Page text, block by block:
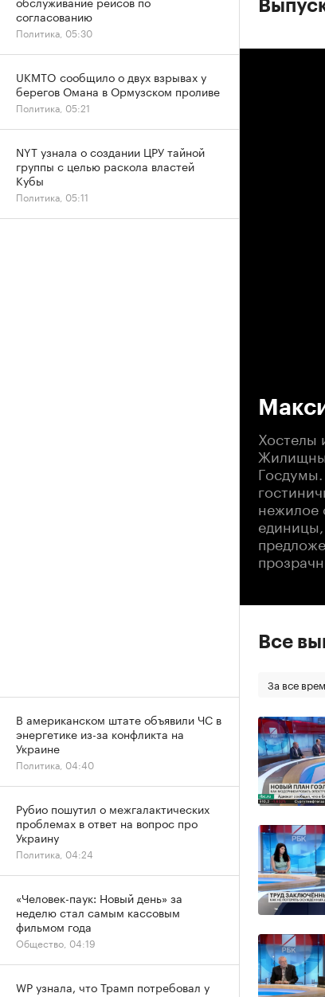
Хостелы
нежилое
Все
За все
согласованию
Политика, 05:30
UKMTO сообщило о двух взрывах у
берегов Омана в Ормузском проливе
Политика, 05:21
NYT узнала о создании ЦРУ тайной
группы с целью раскола властей
Кубы
Политика, 05:11
В американском штате объявили ЧС в
энергетике из-за конфликта на
Украине
Политика, 04:40
Рубио пошутил о межгалактических
проблемах в ответ на вопрос про
Украину
Политика, 04:24
«Человек-паук: Новый день» за
неделю стал самым кассовым
фильмом года
Общество, 04:19
WP узнала, что Трамп потребовал у